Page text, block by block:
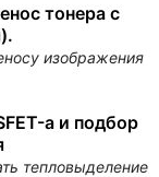
тонера с
изображения
а и подбор
тепловыделение